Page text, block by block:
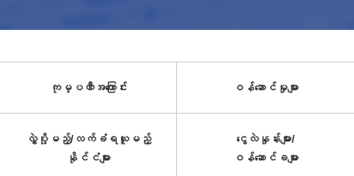
ကုမ္ပဏီအကြောင်း ဝန်ဆောင်မှုများ
လွှဲပို့မည့်/လက်ခံရယူမည့်
နိုင်ငံများ
ငွေလဲနှုန်းများ/
ဝန်ဆောင်ခများ